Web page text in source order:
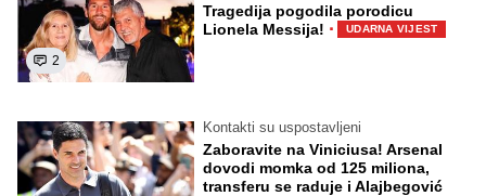
2
Tragedija pogodila porodicu
Lionela Messija! · UDARNA VIJEST
Kontakti su uspostavljeni
Zaboravite na Viniciusa! Arsenal
dovodi momka od 125 miliona,
transferu se raduje i Alajbegović